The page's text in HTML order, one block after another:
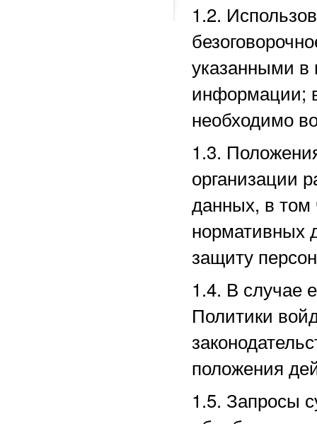
1.2.
указанными в
информации;
необходимо
1.3.
организации
данных, в том
нормативных
защиту
1.4. В случае
Политики
положения
1.5. Запросы